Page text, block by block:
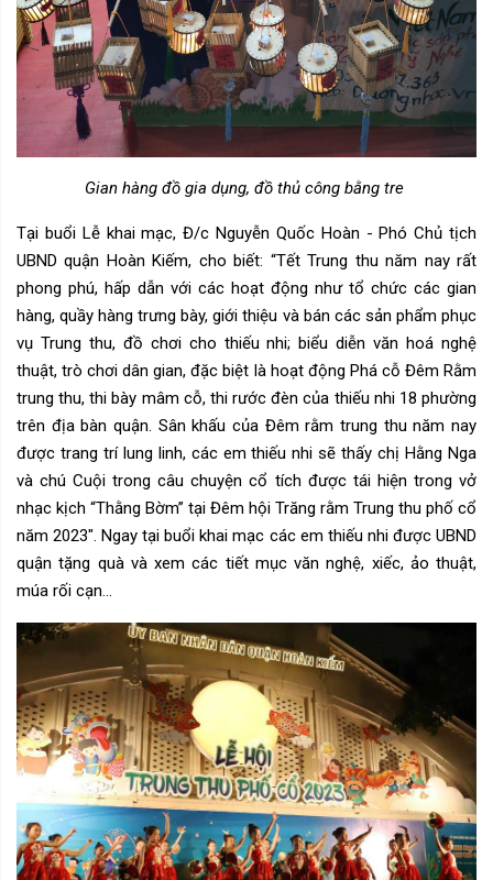
Gian hàng đồ gia dụng, đồ thủ công bằng tre
Tại buổi Lễ khai mạc, Đ/c Nguyễn Quốc Hoàn - Phó Chủ tịch
UBND quận Hoàn Kiếm, cho biết: “Tết Trung thu năm nay rất
phong phú, hấp dẫn với các hoạt động như tổ chức các gian
hàng, quầy hàng trưng bày, giới thiệu và bán các sản phẩm phục
vụ Trung thu, đồ chơi cho thiếu nhi; biểu diễn văn hoá nghệ
thuật, trò chơi dân gian, đặc biệt là hoạt động Phá cỗ Đêm Rằm
trung thu, thi bày mâm cỗ, thi rước đèn của thiếu nhi 18 phường
trên địa bàn quận. Sân khấu của Đêm rằm trung thu năm nay
được trang trí lung linh, các em thiếu nhi sẽ thấy chị Hằng Nga
và chú Cuội trong câu chuyện cổ tích được tái hiện trong vở
nhạc kịch “Thằng Bờm” tại Đêm hội Trăng rằm Trung thu phố cổ
năm 2023". Ngay tại buổi khai mạc các em thiếu nhi được UBND
quận tặng quà và xem các tiết mục văn nghệ, xiếc, ảo thuật,
múa rối cạn...